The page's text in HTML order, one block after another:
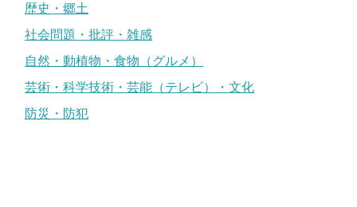
歴史・郷土
社会問題・批評・雑感
自然・動植物・食物（グルメ）
芸術・科学技術・芸能（テレビ）・文化
防災・防犯